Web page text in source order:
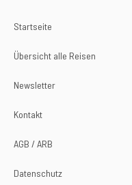
Startseite
Übersicht alle Reisen
Newsletter
Kontakt
AGB / ARB
Datenschutz